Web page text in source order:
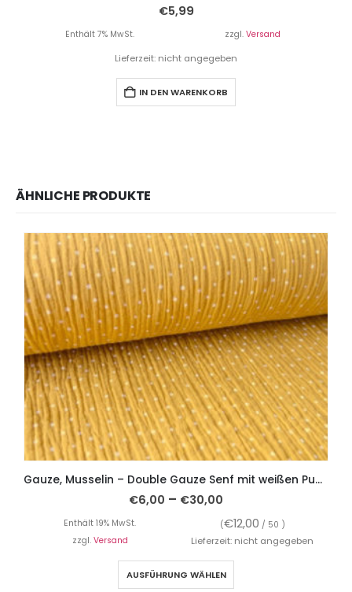
€5,99
Enthält 7% MwSt. zzgl. Versand
Lieferzeit: nicht angegeben
IN DEN WARENKORB
ÄHNLICHE PRODUKTE
Gauze, Musselin – Double Gauze Senf mit weißen Punkten
€6,00 – €30,00
Enthält 19% MwSt. (€12,00 / 50 )
zzgl. Versand Lieferzeit: nicht angegeben
AUSFÜHRUNG WÄHLEN